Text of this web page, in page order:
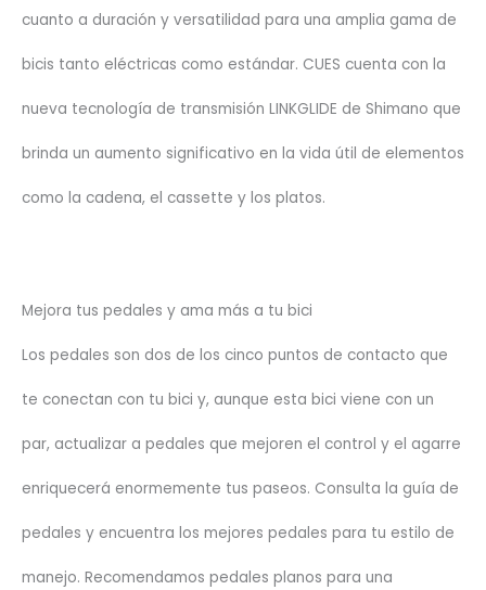
cuanto a duración y versatilidad para una amplia gama de
bicis tanto eléctricas como estándar. CUES cuenta con la
nueva tecnología de transmisión LINKGLIDE de Shimano que
brinda un aumento significativo en la vida útil de elementos
como la cadena, el cassette y los platos.
Mejora tus pedales y ama más a tu bici
Los pedales son dos de los cinco puntos de contacto que
te conectan con tu bici y, aunque esta bici viene con un
par, actualizar a pedales que mejoren el control y el agarre
enriquecerá enormemente tus paseos. Consulta la guía de
pedales y encuentra los mejores pedales para tu estilo de
manejo. Recomendamos pedales planos para una